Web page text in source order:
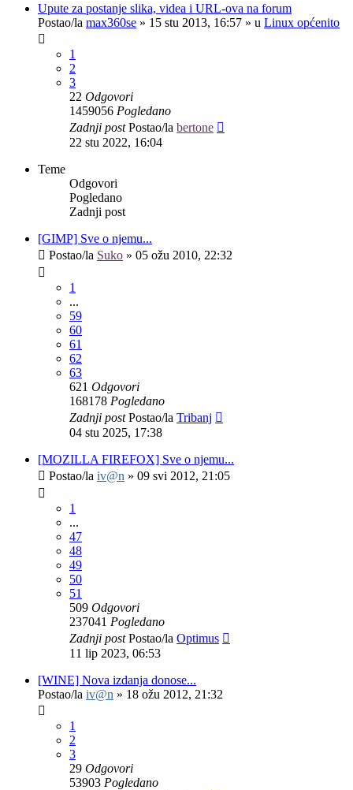
Upute za postanje slika, videa i URL-ova na forum
Postao/la max360se » 15 stu 2013, 16:57 » u Linux općenito
1
2
3
22 Odgovori
1459056 Pogledano
Zadnji postPostao/la bertone
22 stu 2022, 16:04
Teme
Odgovori
Pogledano
Zadnji post
[GIMP] Sve o njemu...
Postao/la Suko » 05 ožu 2010, 22:32
1
...
59
60
61
62
63
621 Odgovori
168178 Pogledano
Zadnji postPostao/la Tribanj
04 stu 2025, 17:38
[MOZILLA FIREFOX] Sve o njemu...
Postao/la iv@n » 09 svi 2012, 21:05
1
...
47
48
49
50
51
509 Odgovori
237041 Pogledano
Zadnji postPostao/la Optimus
11 lip 2023, 06:53
[WINE] Nova izdanja donose...
Postao/la iv@n » 18 ožu 2012, 21:32
1
2
3
29 Odgovori
53903 Pogledano